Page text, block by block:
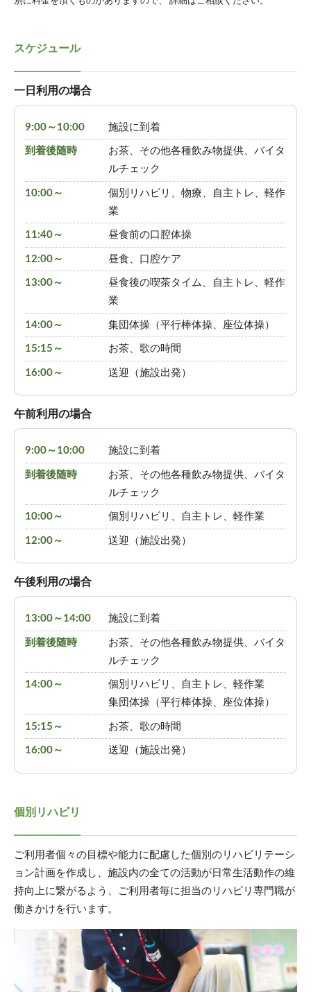
スケジュール
一日利用の場合
9:00～10:00 施設に到着
到着後随時
お茶、その他各種飲み物提供、バイタ
ルチェック
10:00～
個別リハビリ、物療、自主トレ、軽作
業
11:40～ 昼食前の口腔体操
12:00～ 昼食、口腔ケア
13:00～
昼食後の喫茶タイム、自主トレ、軽作
業
14:00～ 集団体操（平行棒体操、座位体操）
15:15～ お茶、歌の時間
16:00～ 送迎（施設出発）
午前利用の場合
9:00～10:00 施設に到着
到着後随時
お茶、その他各種飲み物提供、バイタ
ルチェック
10:00～ 個別リハビリ、自主トレ、軽作業
12:00～ 送迎（施設出発）
午後利用の場合
13:00～14:00 施設に到着
到着後随時
お茶、その他各種飲み物提供、バイタ
ルチェック
14:00～
個別リハビリ、自主トレ、軽作業
集団体操（平行棒体操、座位体操）
15:15～ お茶、歌の時間
16:00～ 送迎（施設出発）
個別リハビリ
ご利用者個々の目標や能力に配慮した個別のリハビリテーシ
ョン計画を作成し、施設内の全ての活動が日常生活動作の維
持向上に繋がるよう、ご利用者毎に担当のリハビリ専門職が
働きかけを行います。